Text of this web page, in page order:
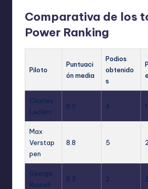
Comparativa de los
Power Ranking
Piloto
Puntuaci
ón media
Podios
obtenido
s
Charles
Leclerc
8.9 4
Max
Verstap
pen
8.8 5
George
Russell
8.3 2